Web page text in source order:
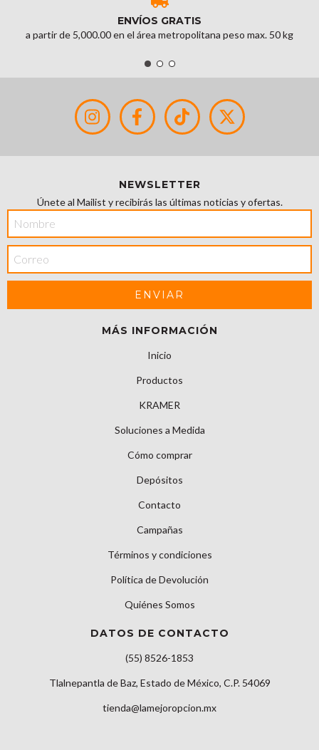
ENVÍOS GRATIS
a partir de 5,000.00 en el área metropolitana peso max. 50 kg
NEWSLETTER
Únete al Mailist y recibirás las últimas noticias y ofertas.
MÁS INFORMACIÓN
Inicio
Productos
KRAMER
Soluciones a Medida
Cómo comprar
Depósitos
Contacto
Campañas
Términos y condiciones
Política de Devolución
Quiénes Somos
DATOS DE CONTACTO
(55) 8526-1853
Tlalnepantla de Baz, Estado de México, C.P. 54069
tienda@lamejoropcion.mx